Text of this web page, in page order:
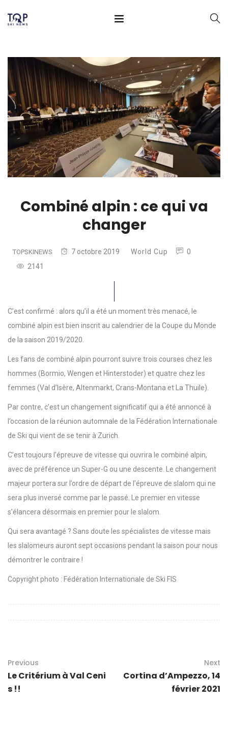
Combiné alpin : ce qui va
changer
TOPSKINEWS 7 octobre 2019 World Cup
0
2141
C’est confirmé : alors qu’il a été un moment très menacé, le
combiné alpin est bien inscrit au calendrier de la Coupe du Monde
de la saison 2019/2020.
Les fans de combiné alpin pourront suivre trois courses chez les
hommes (Bormio, Wengen et Hinterstoder) et quatre chez les
femmes (Val d’Isère, Altenmarkt, Crans-Montana et La Thuile).
Par contre, c’est un changement significatif qui a été annoncé à
l’occasion de la réunion automnale de la Fédération Internationale
de Ski qui vient de se tenir à Zurich.
C’est toujours l’épreuve de vitesse qui ouvrira le combiné alpin,
avec de préférence un Super-G ou une descente. Le changement
majeur portera sur l’ordre de départ de l’épreuve de slalom qui ne
sera plus inversé comme par le passé. Le premier en vitesse
s’élancera désormais en premier pour le slalom.
Qui sera avantagé ? Sans doute les spécialistes de vitesse mais
les slalomeurs auront sept occasions pendant la saison pour nous
démontrer le contraire !
Copyright photo : Fédération Internationale de Ski FIS
Previous
Le Critérium à Val Ceni
s !!
Next
Cortina d’Ampezzo, 14
février 2021